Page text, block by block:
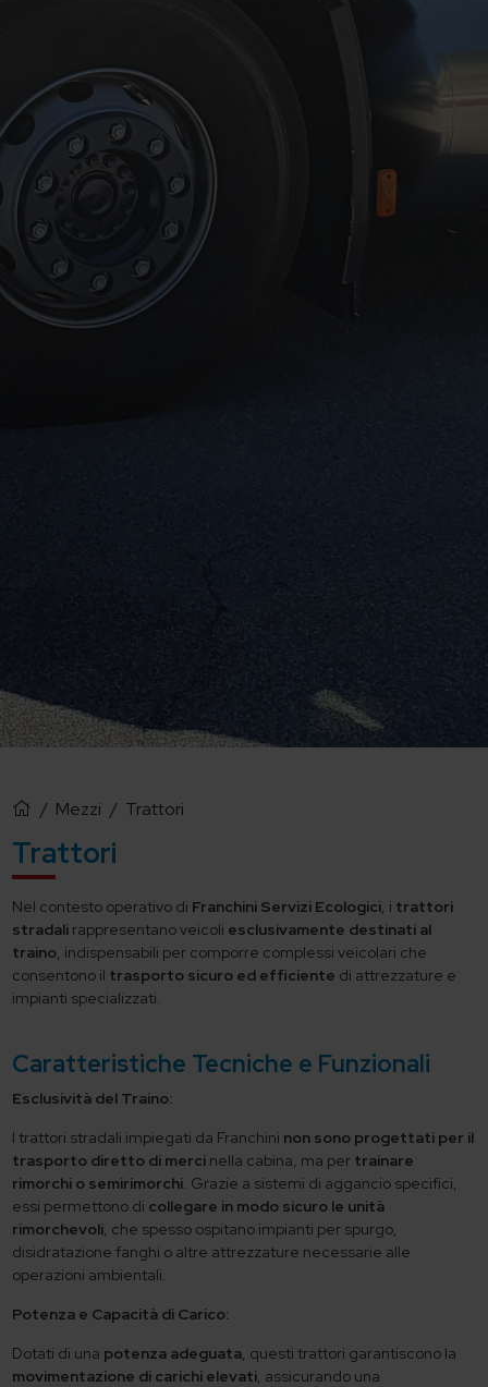
/ Mezzi / Trattori
Trattori
Nel contesto operativo di Franchini Servizi Ecologici, i trattori
stradali rappresentano veicoli esclusivamente destinati al
traino, indispensabili per comporre complessi veicolari che
consentono il trasporto sicuro ed efficiente di attrezzature e
impianti specializzati.
Caratteristiche Tecniche e Funzionali
Esclusività del Traino:
I trattori stradali impiegati da Franchini non sono progettati per il
trasporto diretto di merci nella cabina, ma per trainare
rimorchi o semirimorchi. Grazie a sistemi di aggancio specifici,
essi permettono di collegare in modo sicuro le unità
rimorchevoli, che spesso ospitano impianti per spurgo,
disidratazione fanghi o altre attrezzature necessarie alle
operazioni ambientali.
Potenza e Capacità di Carico:
Dotati di una potenza adeguata, questi trattori garantiscono la
movimentazione di carichi elevati, assicurando una